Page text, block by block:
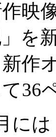
映
を
作
36
には